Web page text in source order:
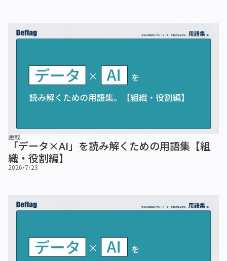
連載
「データ×AI」を読み解くための用語集【組
織・役割編】
2026/7/23